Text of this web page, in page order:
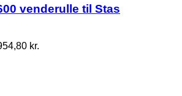
venderulle til Stas
kr.